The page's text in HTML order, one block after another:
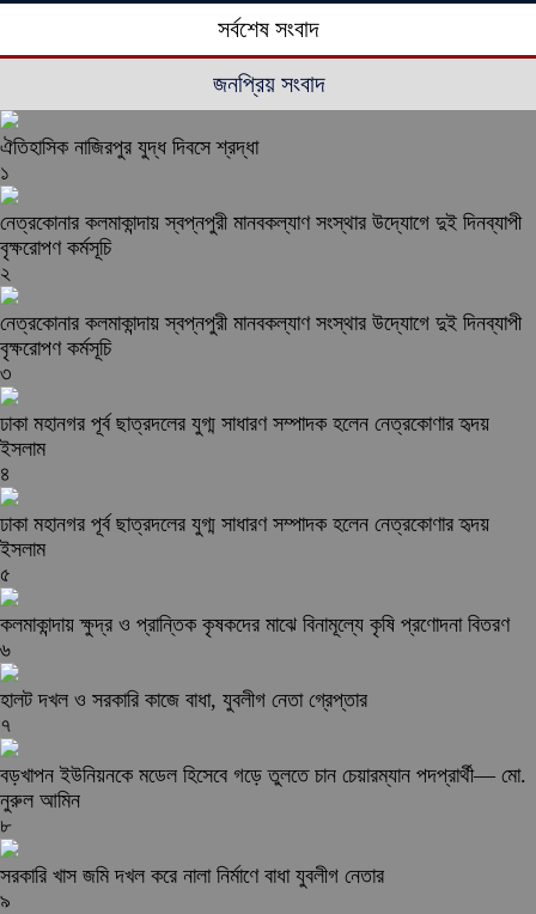
সর্বশেষ সংবাদ
জনপ্রিয় সংবাদ
ঐতিহাসিক নাজিরপুর যুদ্ধ দিবসে শ্রদ্ধা
১
নেত্রকোনার কলমাকান্দায় স্বপ্নপুরী মানবকল্যাণ সংস্থার উদ্যোগে দুই দিনব্যাপী
বৃক্ষরোপণ কর্মসূচি
২
নেত্রকোনার কলমাকান্দায় স্বপ্নপুরী মানবকল্যাণ সংস্থার উদ্যোগে দুই দিনব্যাপী
বৃক্ষরোপণ কর্মসূচি
৩
ঢাকা মহানগর পূর্ব ছাত্রদলের যুগ্ম সাধারণ সম্পাদক হলেন নেত্রকোণার হৃদয়
ইসলাম
৪
ঢাকা মহানগর পূর্ব ছাত্রদলের যুগ্ম সাধারণ সম্পাদক হলেন নেত্রকোণার হৃদয়
ইসলাম
৫
কলমাকান্দায় ক্ষুদ্র ও প্রান্তিক কৃষকদের মাঝে বিনামূল্যে কৃষি প্রণোদনা বিতরণ
৬
হালট দখল ও সরকারি কাজে বাধা, যুবলীগ নেতা গ্রেপ্তার
৭
বড়খাপন ইউনিয়নকে মডেল হিসেবে গড়ে তুলতে চান চেয়ারম্যান পদপ্রার্থী— মো.
নুরুল আমিন
৮
সরকারি খাস জমি দখল করে নালা নির্মাণে বাধা যুবলীগ নেতার
৯